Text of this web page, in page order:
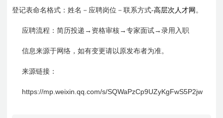
登记表命名格式：姓名－应聘岗位－联系方式-高层次人才网 。
应聘流程：简历投递→资格审核→专家面试→录用入职
信息来源于网络，如有变更请以原发布者为准。
来源链接：
https://mp.weixin.qq.com/s/SQWaPzCp9UZyKgFwS5P2jw